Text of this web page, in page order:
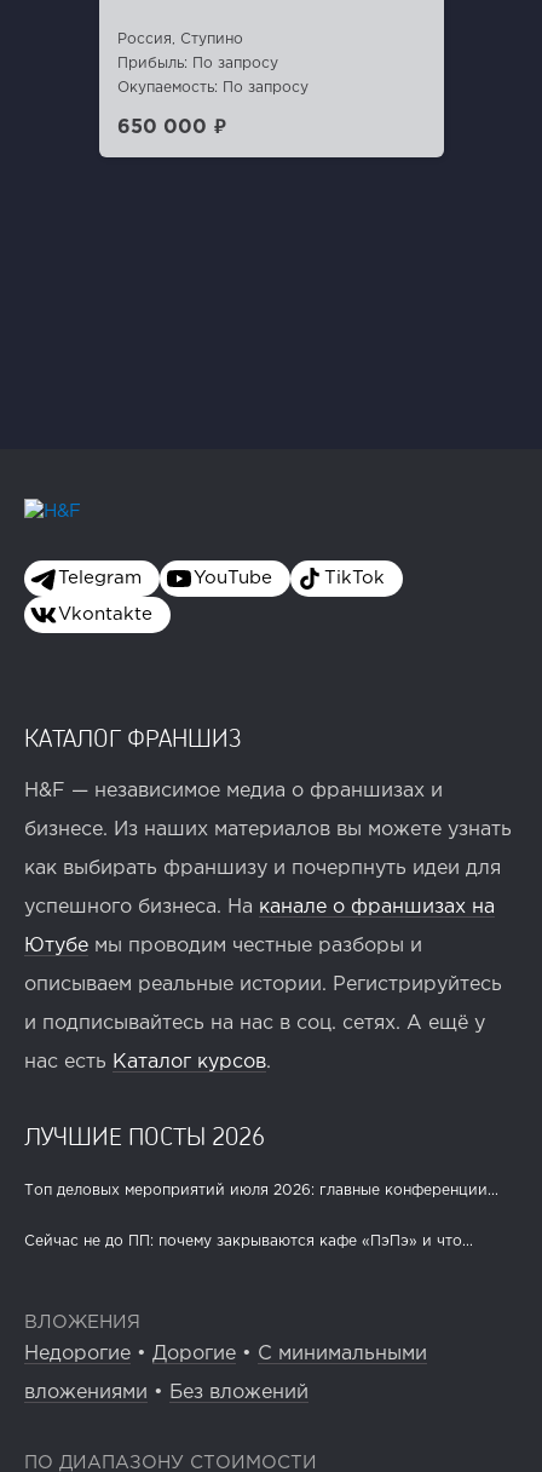
Россия, Ступино
Прибыль: По запросу
Окупаемость: По запросу
650 000 ₽
Telegram YouTube TikTok
Vkontakte
КАТАЛОГ ФРАНШИЗ
H&F — независимое медиа о франшизах и
бизнесе. Из наших материалов вы можете узнать
как выбирать франшизу и почерпнуть идеи для
успешного бизнеса. На канале о франшизах на
Ютубе мы проводим честные разборы и
описываем реальные истории. Регистрируйтесь
и подписывайтесь на нас в соц. сетях. А ещё у
нас есть Каталог курсов.
ЛУЧШИЕ ПОСТЫ 2026
Топ деловых мероприятий июля 2026: главные конференции...
Сейчас не до ПП: почему закрываются кафе «ПэПэ» и что...
ВЛОЖЕНИЯ
Недорогие • Дорогие • С минимальными
вложениями • Без вложений
ПО ДИАПАЗОНУ СТОИМОСТИ